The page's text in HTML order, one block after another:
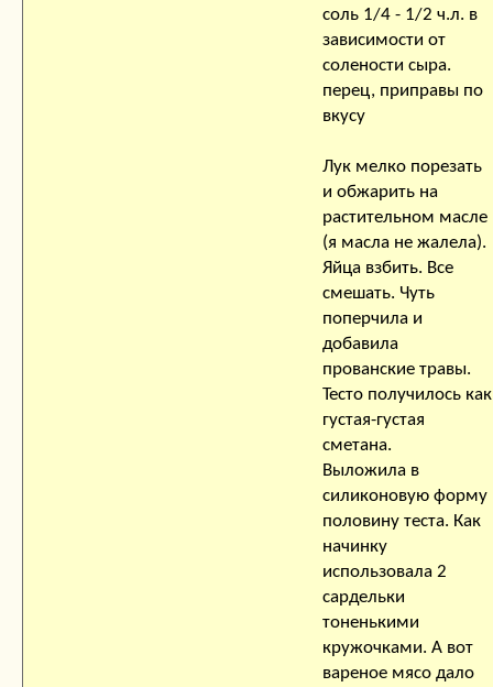
соль 1/4 - 1/2 ч.л. в
зависимости от
солености сыра.
перец, приправы по
вкусу
Лук мелко порезать
и обжарить на
растительном масле
(я масла не жалела).
Яйца взбить. Все
смешать. Чуть
поперчила и
добавила
прованские травы.
Тесто получилось как
густая-густая
сметана.
Выложила в
силиконовую форму
половину теста. Как
начинку
использовала 2
сардельки
тоненькими
кружочками. А вот
вареное мясо дало